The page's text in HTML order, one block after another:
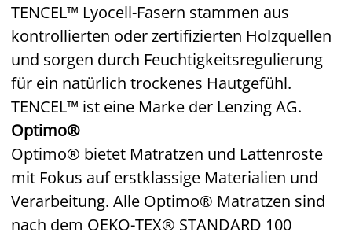
TENCEL™ Lyocell-Fasern stammen aus
kontrollierten oder zertifizierten Holzquellen
und sorgen durch Feuchtigkeitsregulierung
für ein natürlich trockenes Hautgefühl.
TENCEL™ ist eine Marke der Lenzing AG.
Optimo®
Optimo® bietet Matratzen und Lattenroste
mit Fokus auf erstklassige Materialien und
Verarbeitung. Alle Optimo® Matratzen sind
nach dem OEKO-TEX® STANDARD 100